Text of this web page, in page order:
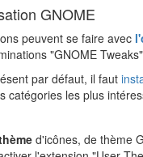
GNOME
peuvent se faire avec
"GNOME
par défaut, il faut
catégories les plus
d'icônes, de thème